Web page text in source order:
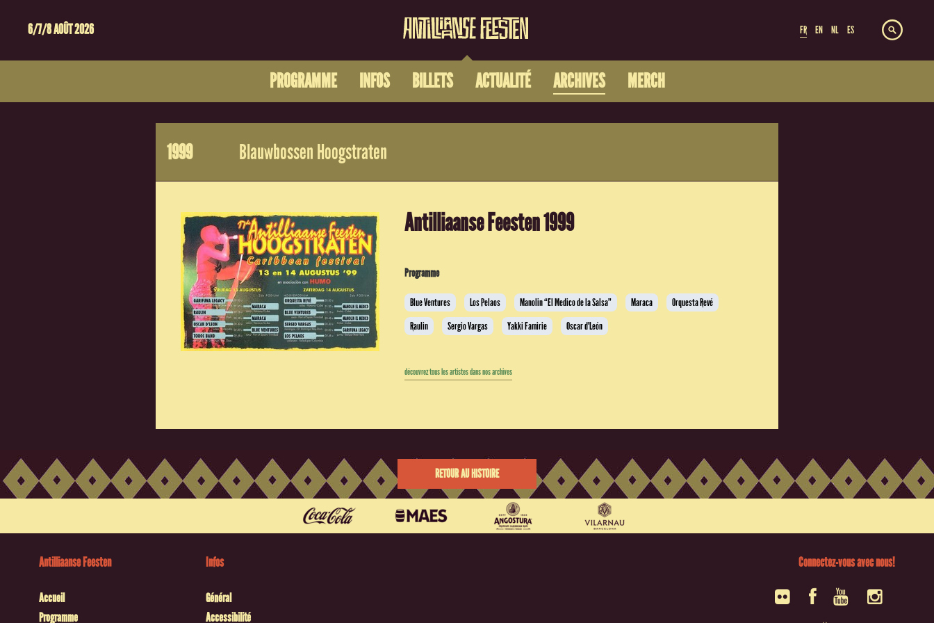
6/7/8 AOÛT 2026 FR EN NL ES
PROGRAMME INFOS BILLETS ACTUALITÉ ARCHIVES MERCH
1999 Blauwbossen Hoogstraten
Antilliaanse Feesten 1999
Programme
Blue Ventures Los Pelaos Manolin “El Medico de la Salsa” Maraca
Orquesta Revé
Raulin
Sergio Vargas Yakki Famirie Oscar d'León
découvrez tous les artistes dans nos archives
RETOUR AU HISTOIRE
Antilliaanse Feesten
Accueil
Programme
Infos
Général
Accessibilité
Connectez-vous avec nous!